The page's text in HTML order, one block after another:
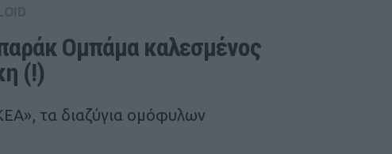
Ομπάμα καλεσμένος
(!)
τα διαζύγια ομόφυλων